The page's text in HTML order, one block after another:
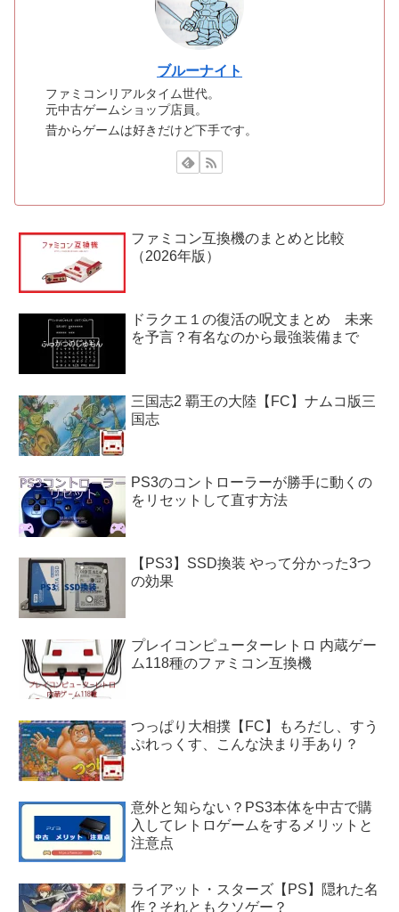
ブルーナイト
ファミコンリアルタイム世代。
元中古ゲームショップ店員。
昔からゲームは好きだけど下手です。
ファミコン互換機のまとめと比較
（2026年版）
ドラクエ１の復活の呪文まとめ 未来
を予言？有名なのから最強装備まで
三国志2 覇王の大陸【FC】ナムコ版三
国志
PS3のコントローラーが勝手に動くの
をリセットして直す方法
【PS3】SSD換装 やって分かった3つ
の効果
プレイコンピューターレトロ 内蔵ゲー
ム118種のファミコン互換機
つっぱり大相撲【FC】もろだし、すう
ぷれっくす、こんな決まり手あり？
意外と知らない？PS3本体を中古で購
入してレトロゲームをするメリットと
注意点
ライアット・スターズ【PS】隠れた名
作？それともクソゲー？